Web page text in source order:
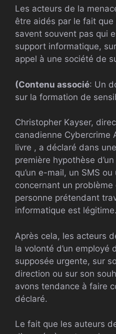
Les acteurs de la
être aidés par le fait que
savent souvent pas qui
support informatique,
appel à une société de
(Contenu associé: Un
sur la formation de
Christopher Kayser,
canadienne Cybercrime
livre , a déclaré dans
première hypothèse
qu’un e-mail, un SMS
concernant un problème
personne prétendant
informatique est légitime.
Après cela, les acteurs
la volonté d’un employé
supposée urgente, sur
direction ou sur son
avons tendance à faire
déclaré.
Le fait que les auteurs